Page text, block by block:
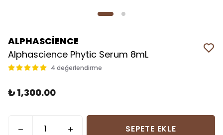
ALPHASCİENCE
Alphascience Phytic Serum 8mL
4 değerlendirme
₺ 1,300.00
SEPETE EKLE